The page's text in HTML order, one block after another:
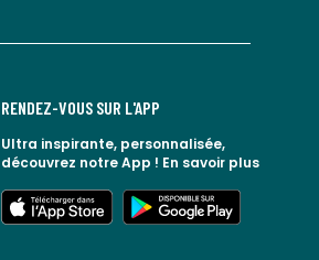
RENDEZ-VOUS SUR L'APP
Ultra inspirante, personnalisée,
découvrez notre App ! En savoir plus
lien
vers
lien
vers